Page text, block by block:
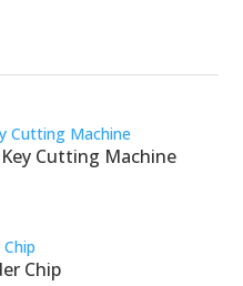
Cutting Machine
Chip